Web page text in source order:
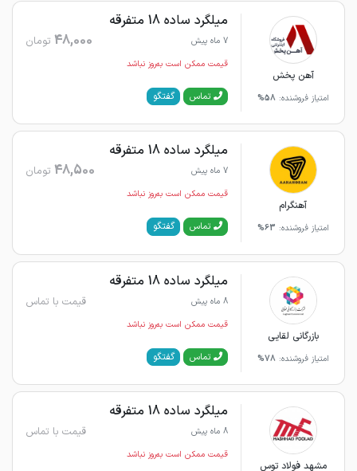
آهن پخش
امتیاز فروشنده: 58%
میلگرد ساده 18 متفرقه
7 ماه پیش 48,000 تومان
قیمت ممکن است به‌روز نباشد
تماس گفتگو
آهنگرام
امتیاز فروشنده: 63%
میلگرد ساده 18 متفرقه
7 ماه پیش 48,500 تومان
قیمت ممکن است به‌روز نباشد
تماس گفتگو
بازرگانی لقایی
امتیاز فروشنده: 78%
میلگرد ساده 18 متفرقه
8 ماه پیش قیمت با تماس
قیمت ممکن است به‌روز نباشد
تماس گفتگو
مشهد فولاد توس
میلگرد ساده 18 متفرقه
8 ماه پیش قیمت با تماس
قیمت ممکن است به‌روز نباشد